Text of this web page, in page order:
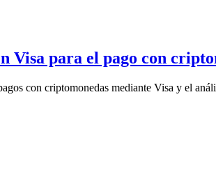
Visa para el pago con
con criptomonedas mediante Visa y el